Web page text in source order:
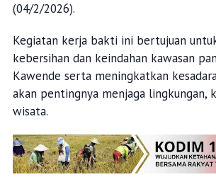
(04/2/2026).
Kegiatan kerja bakti ini bertujuan
kebersihan dan keindahan kawasan
Kawende serta meningkatkan
akan pentingnya menjaga lingkungan,
wisata.